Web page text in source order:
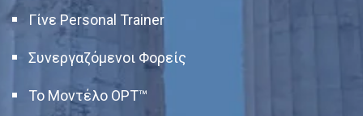
Γίνε Personal Trainer
Συνεργαζόμενοι Φορείς
Το Μοντέλο OPT™